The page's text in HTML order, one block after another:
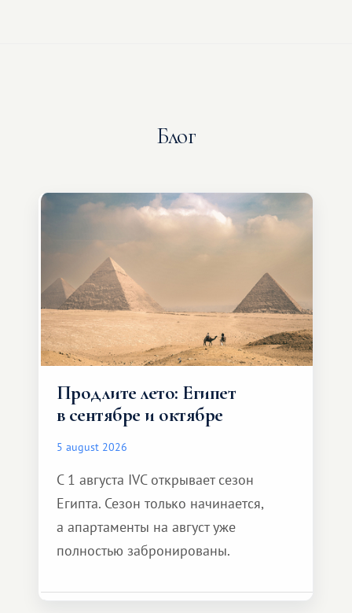
Блог
Продлите лето: Египет
в сентябре и октябре
5 august 2026
С 1 августа IVC открывает сезон
Египта. Сезон только начинается,
а апартаменты на август уже
полностью забронированы.